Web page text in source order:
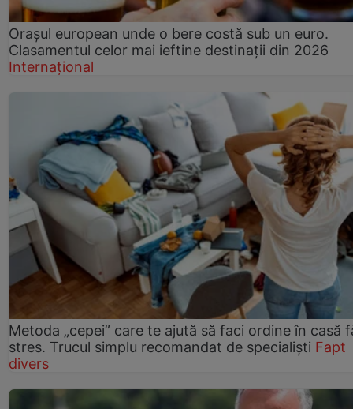
Orașul european unde o bere costă sub un euro.
Clasamentul celor mai ieftine destinații din 2026
Internațional
Metoda „cepei” care te ajută să faci ordine în casă
stres. Trucul simplu recomandat de specialiști Fapt
divers